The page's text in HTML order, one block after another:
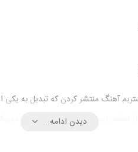
سال ۲۰۱۸ شبکه‌ای برای استریم آهنگ منتشر کردن
گوگل پلی موزیک حذف شد.دیدن ادامه...